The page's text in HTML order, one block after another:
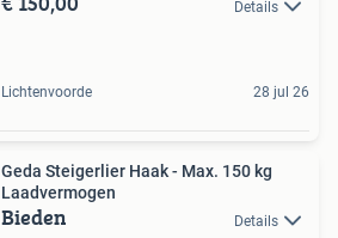
Details
Lichtenvoorde 28 jul 26
Geda Steigerlier Haak - Max. 150 kg
Laadvermogen
Bieden Details